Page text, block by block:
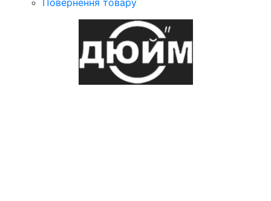
Повернення товару